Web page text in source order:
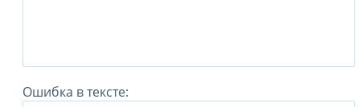
Ошибка в тексте: